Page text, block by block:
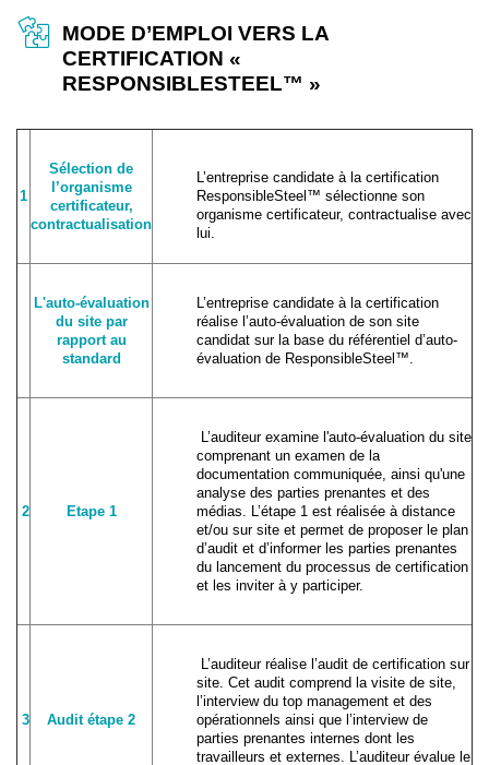
MODE D’EMPLOI VERS LA
CERTIFICATION «
RESPONSIBLESTEEL™ »
1
Sélection de
l’organisme
certificateur,
contractualisation
L’entreprise candidate à la certification
ResponsibleSteel™ sélectionne son
organisme certificateur, contractualise avec
lui.
L'auto-évaluation
du site par
rapport au
standard
L’entreprise candidate à la certification
réalise l’auto-évaluation de son site
candidat sur la base du référentiel d’auto-
évaluation de ResponsibleSteel™.
2 Etape 1
L’auditeur examine l'auto-évaluation du site
comprenant un examen de la
documentation communiquée, ainsi qu'une
analyse des parties prenantes et des
médias. L’étape 1 est réalisée à distance
et/ou sur site et permet de proposer le plan
d’audit et d’informer les parties prenantes
du lancement du processus de certification
et les inviter à y participer.
3 Audit étape 2
L’auditeur réalise l’audit de certification sur
site. Cet audit comprend la visite de site,
l’interview du top management et des
opérationnels ainsi que l’interview de
parties prenantes internes dont les
travailleurs et externes. L’auditeur évalue le